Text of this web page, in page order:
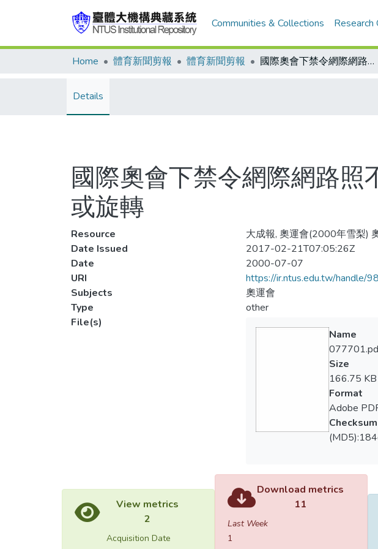
Communities & Collections Research
Home 體育新聞剪報 體育新聞剪報 國際奧會下禁令網際網路照不住只能使用靜態圖片不得作特效或旋轉
Details
國際奧會下禁令網際網路
或旋轉
Resource
大成報, 奧運會(2000年雪梨)
Date Issued
2017-02-21T07:05:26Z
Date
2000-07-07
URI
https://ir.ntus.edu.tw/handle/
Subjects
奧運會
Type
other
File(s)
Name
Size
166.75 KB
Format
Adobe
Checksum
View metrics
2
Acquisition Date
Download metrics
11
Last Week
1